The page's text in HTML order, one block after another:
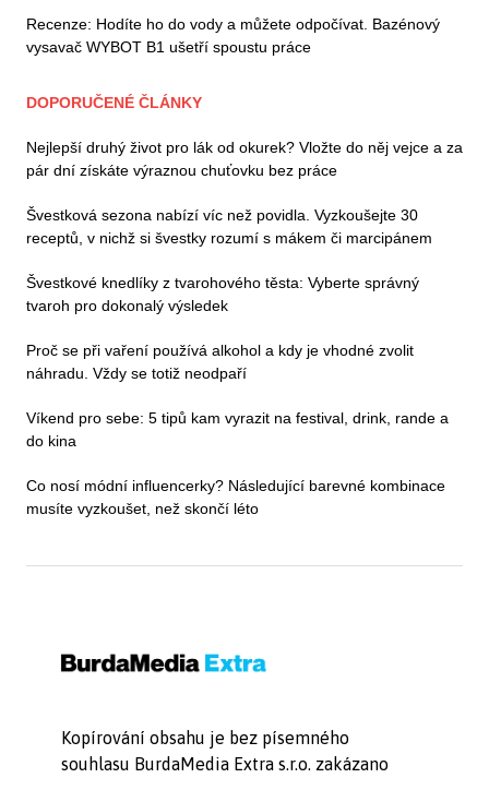
Recenze: Hodíte ho do vody a můžete odpočívat. Bazénový
vysavač WYBOT B1 ušetří spoustu práce
DOPORUČENÉ ČLÁNKY
Nejlepší druhý život pro lák od okurek? Vložte do něj vejce a za
pár dní získáte výraznou chuťovku bez práce
Švestková sezona nabízí víc než povidla. Vyzkoušejte 30
receptů, v nichž si švestky rozumí s mákem či marcipánem
Švestkové knedlíky z tvarohového těsta: Vyberte správný
tvaroh pro dokonalý výsledek
Proč se při vaření používá alkohol a kdy je vhodné zvolit
náhradu. Vždy se totiž neodpaří
Víkend pro sebe: 5 tipů kam vyrazit na festival, drink, rande a
do kina
Co nosí módní influencerky? Následující barevné kombinace
musíte vyzkoušet, než skončí léto
Kopírování obsahu je bez písemného
souhlasu BurdaMedia Extra s.r.o. zakázano